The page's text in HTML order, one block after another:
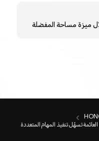
ميزة مساحة المفضلة
العائمة تسهّل تنفيذ المهام المتعددة